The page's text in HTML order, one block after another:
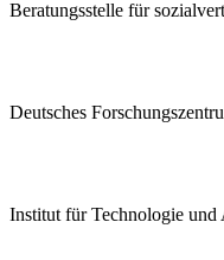
Beratungsstelle für
Deutsches
Institut für Technologie und